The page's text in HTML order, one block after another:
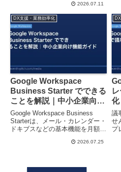
向けに、必須の設定項目を分かり
やすく解説します。
2026.07.11
ク
DX支援・業務効率化
Google Workspace
Business Starter でできる
ことを解説｜中小企業向け
機能ガイド
Google Workspace Business
Starterは、メール・カレンダー・
ドキブスなどの基本機能を月額
小企業のDX推進に必要な機能
2026.07.25
化
議
せ
プ